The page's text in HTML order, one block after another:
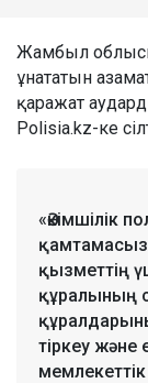
Жамбыл
ұнататын
қаражат
Polisia.kz-ке
«Әкімшілік
қамтамасыз
қызметтің
құралының
тіркеу және
мемлекеттік